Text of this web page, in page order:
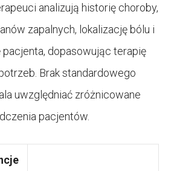
analizują historię choroby,
zapalnych, lokalizację bólu i
pacjenta, dopasowując terapię
Brak standardowego
uwzględniać zróżnicowane
pacjentów.